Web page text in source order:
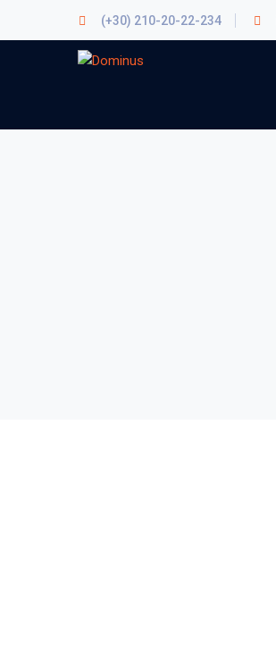
(+30) 210-20-22-234